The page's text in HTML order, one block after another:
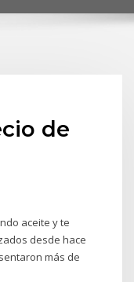
de
aceite y te
desde hace
más de